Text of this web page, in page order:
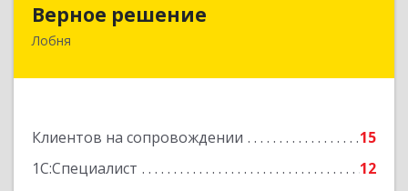
Верное решение
Лобня
Клиентов на сопровождении
15
1С:Специалист
12
141730, Московская обл, Лобня г, Чехова ул,